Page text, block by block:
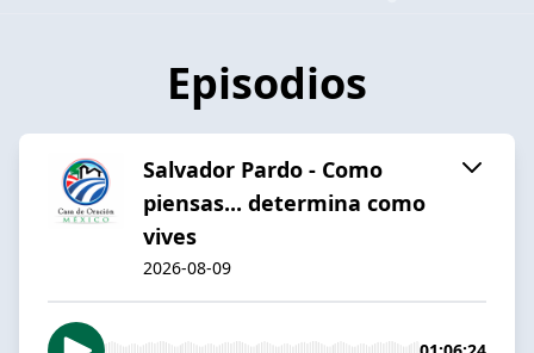
Episodios
Salvador Pardo - Como
piensas... determina como
vives
2026-08-09